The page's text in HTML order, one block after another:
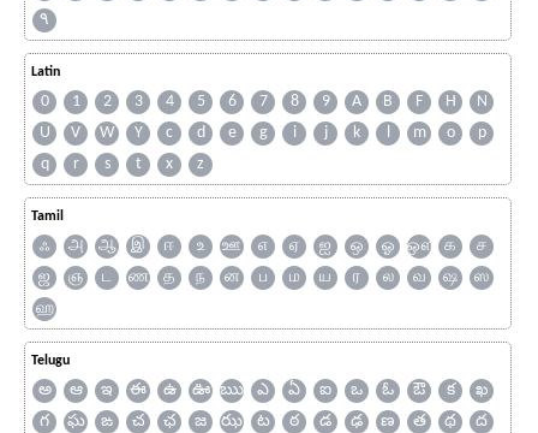
۹
Latin
0 1 2 3 4 5 6 7 8 9 A B F H
N
U
V W Y c d e g i j k l m o
p
q
r s t x z
Tamil
ஃ அ ஆ இ ஈ உ ஊ எ ஏ ஐ ஒ ஓ ஔ க
ச
ஜ
ஞ ட ண த ந ன ப ம ய ர ல வ ஷ
ஸ
ஹ
Telugu
అ ఆ ఇ ఈ ఉ ఊ ఋ ఎ ఏ ఐ ఒ ఓ ఔ క
ఖ
గ
ఘ ఙ చ ఛ జ ఝ ట ఠ డ ఢ ణ త థ
ద